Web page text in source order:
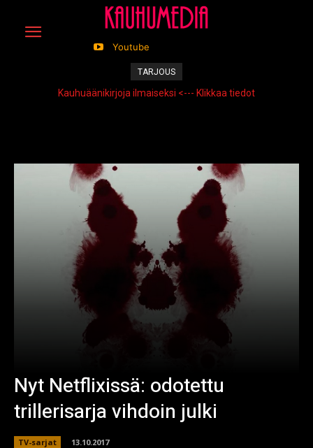
Youtube
TARJOUS
Kauhuäänikirjoja ilmaiseksi <--- Klikkaa tiedot
Nyt Netflixissä: odotettu
trillerisarja vihdoin julki
TV-sarjat 13.10.2017